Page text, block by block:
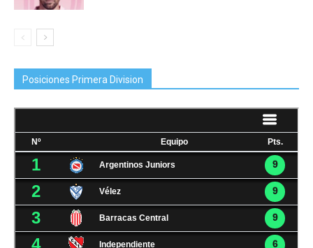
Posiciones Primera Division